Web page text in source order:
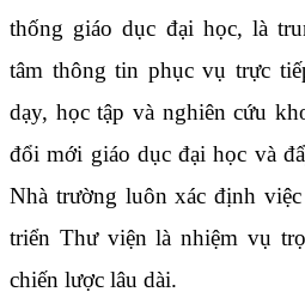
thống giáo dục đại học, là
tâm thông tin phục vụ trực
dạy, học tập và nghiên cứu
đổi mới giáo dục đại học và
Nhà trường luôn xác định
triển Thư viện là nhiệm vụ
chiến lược lâu dài.